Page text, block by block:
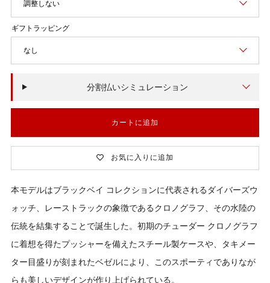
調整しない
なし
分割払いシミュレーション
カートに追加
お気に入りに追加
本モデルはブラックベイ コレクションに代表されるダイバーズウ
ォッチ、レーストラックの象徴であるクロノグラフ、その水陸の
伝統を結集することで誕生した。初期のチューダー クロノグラフ
に着想を得たプッシャーを備えたスチール製ケースや、タキメー
ター目盛りが刻まれたベゼルにより、このスポーティでありなが
らも美しいデザインが作り上げられている。